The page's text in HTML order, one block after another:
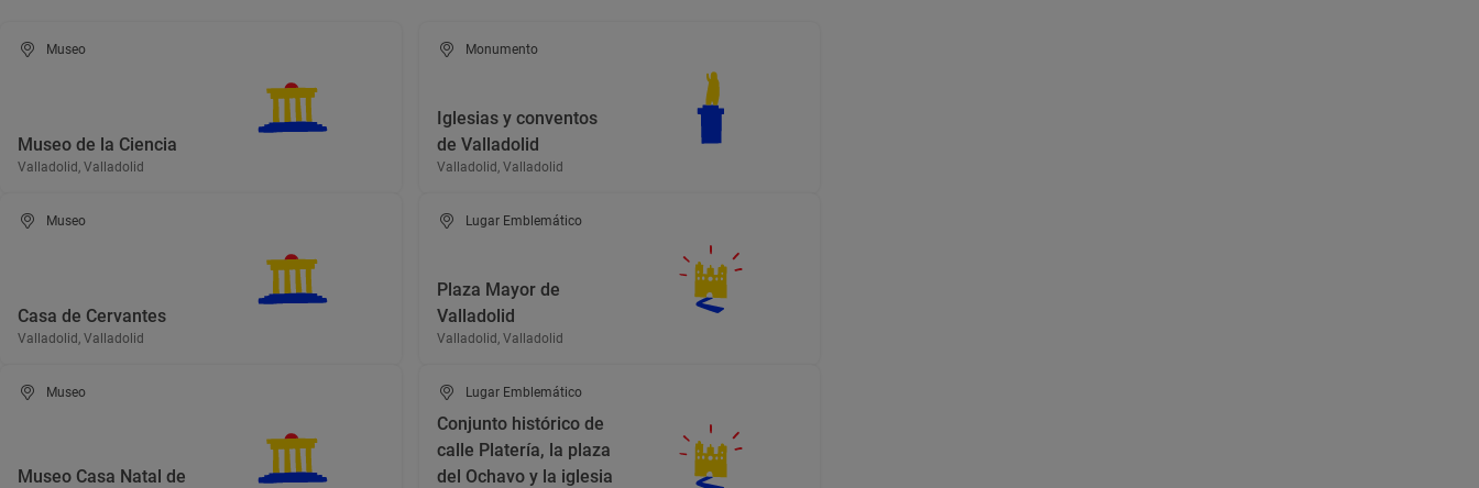
Museo
Museo de la Ciencia
Valladolid, Valladolid
Monumento
Iglesias y conventos
de Valladolid
Valladolid, Valladolid
Museo
Casa de Cervantes
Valladolid, Valladolid
Lugar Emblemático
Plaza Mayor de
Valladolid
Valladolid, Valladolid
Museo
Museo Casa Natal de
Lugar Emblemático
Conjunto histórico de
calle Platería, la plaza
del Ochavo y la iglesia